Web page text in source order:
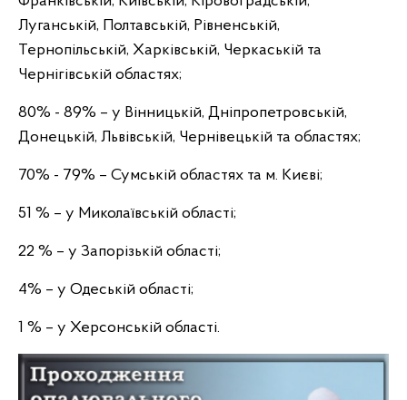
Луганській, Полтавській, Рівненській,
Тернопільській, Харківській, Черкаській та
Чернігівській областях;
80% - 89% – у Вінницькій, Дніпропетровській,
Донецькій, Львівській, Чернівецькій та областях;
70% - 79% – Сумській областях та м. Києві;
51 % – у Миколаївській області;
22 % – у Запорізькій області;
4% – у Одеській області;
1 % – у Херсонській області.